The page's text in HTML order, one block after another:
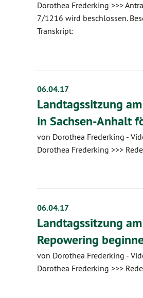
Dorothea Frederking >>>
7/1216 wird beschlossen.
Transkript:
06.04.17
Landtagssitzung
in Sachsen-Anhalt
von Dorothea Frederking -
Dorothea Frederking >>>
06.04.17
Landtagssitzung
Repowering
von Dorothea Frederking -
Dorothea Frederking >>>